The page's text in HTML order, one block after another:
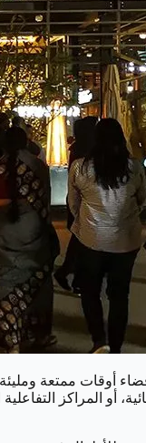
أوقات ممتعة
أو المراكز